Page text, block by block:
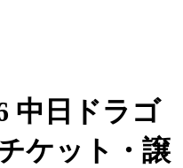
中日ドラゴ
ケット・譲